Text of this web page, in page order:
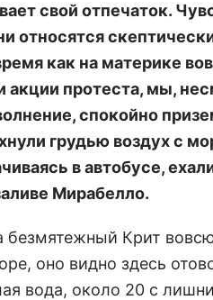
свой отпечаток.
относятся
как на материке
акции протеста, мы,
спокойно
грудью воздух с
в автобусе,
Мирабелло.
безмятежный Крит
оно видно здесь
вода, около 20 с